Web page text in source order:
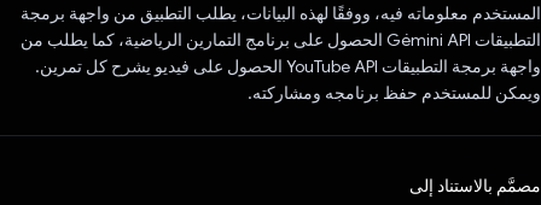
المستخدم معلوماته فيه، ووفقًا لهذه البيانات، يطلب التطبيق من واجهة برمجة
التطبيقات Gémini API الحصول على برنامج التمارين الرياضية، كما يطلب من
واجهة برمجة التطبيقات YouTube API الحصول على فيديو يشرح كل تمرين.
ويمكن للمستخدم حفظ برنامجه ومشاركته.
مصمَّم بالاستناد إلى